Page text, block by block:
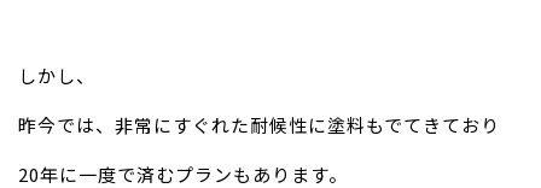
しかし、
昨今では、非常にすぐれた耐候性に塗料もでてきており
20年に一度で済むプランもあります。